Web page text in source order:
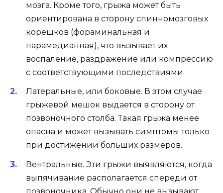
мозга. Кроме того, грыжа может быть
ориентирована в сторону спинномозговых
корешков (фораминальная и
парамедианная), что вызывает их
воспаление, раздражение или компрессию
с соответствующими последствиями.
Латеральные, или боковые. В этом случае
грыжевой мешок выдается в сторону от
позвоночного столба. Такая грыжа менее
опасна и может вызывать симптомы только
при достижении больших размеров.
Вентральные. Эти грыжи выявляются, когда
выпячивание располагается спереди от
позвоночника. Обычно они не вызывают